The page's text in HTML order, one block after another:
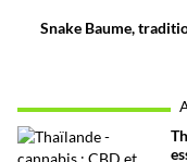
Snake Baume,